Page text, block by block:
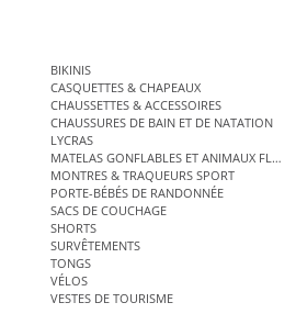
BIKINIS
CASQUETTES & CHAPEAUX
CHAUSSETTES & ACCESSOIRES
CHAUSSURES DE BAIN ET DE NATATION
LYCRAS
MATELAS GONFLABLES ET ANIMAUX
MONTRES & TRAQUEURS SPORT
PORTE-BÉBÉS DE RANDONNÉE
SACS DE COUCHAGE
SHORTS
SURVÊTEMENTS
TONGS
VÉLOS
VESTES DE TOURISME